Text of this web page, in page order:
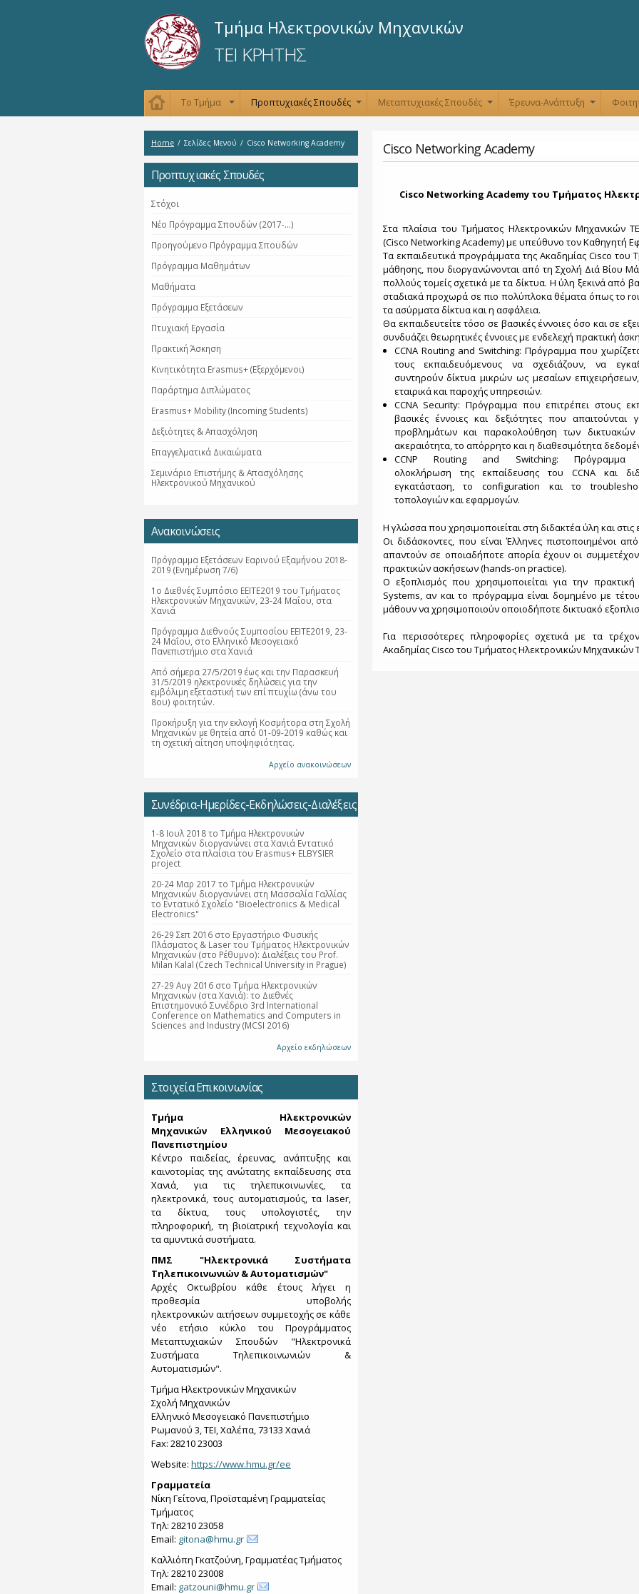
προς το
κυρίως
Τμήμα Ηλεκτρονικών Μηχανικών
ΤΕΙ ΚΡΗΤΗΣ
Το Τμήμα Προπτυχιακές Σπουδές Μεταπτυχιακές Σπουδές Έρευνα-Ανάπτυξη
Home / Σελίδες Μενού / Cisco Networking Academy
Προπτυχιακές Σπουδές
Στόχοι
Νέο Πρόγραμμα Σπουδών (2017-...)
Προηγούμενο Πρόγραμμα Σπουδών
Πρόγραμμα Μαθημάτων
Μαθήματα
Πρόγραμμα Εξετάσεων
Πτυχιακή Εργασία
Πρακτική Άσκηση
Κινητικότητα Erasmus+ (Εξερχόμενοι)
Παράρτημα Διπλώματος
Erasmus+ Mobility (Incoming Students)
Δεξιότητες & Απασχόληση
Επαγγελματικά Δικαιώματα
Σεμινάριο Επιστήμης & Απασχόλησης
Ηλεκτρονικού Μηχανικού
Ανακοινώσεις
Πρόγραμμα Εξετάσεων Εαρινού Εξαμήνου 2018-
2019 (Ενημέρωση 7/6)
1ο Διεθνές Συμπόσιο ΕΕΙΤΕ2019 του Τμήματος
Ηλεκτρονικών Μηχανικών, 23-24 Μαΐου, στα
Χανιά
Πρόγραμμα Διεθνούς Συμποσίου ΕΕΙΤΕ2019, 23-
24 Μαΐου, στο Ελληνικό Μεσογειακό
Πανεπιστήμιο στα Χανιά
Από σήμερα 27/5/2019 έως και την Παρασκευή
31/5/2019 ηλεκτρονικές δηλώσεις για την
εμβόλιμη εξεταστική των επί πτυχίω (άνω του
8ου) φοιτητών.
Προκήρυξη για την εκλογή Κοσμήτορα στη Σχολή
Μηχανικών με θητεία από 01-09-2019 καθώς και
τη σχετική αίτηση υποψηφιότητας.
Αρχείο ανακοινώσεων
Συνέδρια-Ημερίδες-Εκδηλώσεις-Διαλέξεις
1-8 Ιουλ 2018 το Τμήμα Ηλεκτρονικών
Μηχανικών διοργανώνει στα Χανιά Εντατικό
Σχολείο στα πλαίσια του Erasmus+ ELBYSIER
project
20-24 Μαρ 2017 το Τμήμα Ηλεκτρονικών
Μηχανικών διοργανώνει στη Μασσαλία Γαλλίας
το Εντατικό Σχολείο "Bioelectronics & Medical
Electronics"
26-29 Σεπ 2016 στο Εργαστήριο Φυσικής
Πλάσματος & Laser του Τμήματος Ηλεκτρονικών
Μηχανικών (στο Ρέθυμνο): Διαλέξεις του Prof.
Milan Kalal (Czech Technical University in Prague)
27-29 Αυγ 2016 στο Τμήμα Ηλεκτρονικών
Μηχανικών (στα Χανιά): το Διεθνές
Επιστημονικό Συνέδριο 3rd International
Conference on Mathematics and Computers in
Sciences and Industry (MCSI 2016)
Αρχείο εκδηλώσεων
Στοιχεία Επικοινωνίας
Τμήμα Ηλεκτρονικών
Μηχανικών Ελληνικού Μεσογειακού
Πανεπιστημίου
Κέντρο παιδείας, έρευνας, ανάπτυξης και
καινοτομίας της ανώτατης εκπαίδευσης στα
Χανιά, για τις τηλεπικοινωνίες, τα
ηλεκτρονικά, τους αυτοματισμούς, τα laser,
τα δίκτυα, τους υπολογιστές, την
πληροφορική, τη βιοϊατρική τεχνολογία και
τα αμυντικά συστήματα.
ΠΜΣ "Ηλεκτρονικά Συστήματα
Τηλεπικοινωνιών & Αυτοματισμών"
Αρχές Οκτωβρίου κάθε έτους λήγει η
προθεσμία υποβολής
ηλεκτρονικών αιτήσεων συμμετοχής σε κάθε
νέο ετήσιο κύκλο του Προγράμματος
Μεταπτυχιακών Σπουδών "Ηλεκτρονικά
Συστήματα Τηλεπικοινωνιών &
Αυτοματισμών".
Τμήμα Ηλεκτρονικών Μηχανικών
Σχολή Μηχανικών
Ελληνικό Μεσογειακό Πανεπιστήμιο
Ρωμανού 3, ΤΕΙ, Χαλέπα, 73133 Χανιά
Fax: 28210 23003
Website: https://www.hmu.gr/ee
Γραμματεία
Νίκη Γείτονα, Προϊσταμένη Γραμματείας
Τμήματος
Τηλ: 28210 23058
Email: gitona@hmu.gr
Καλλιόπη Γκατζούνη, Γραμματέας Τμήματος
Τηλ: 28210 23008
Email: gatzouni@hmu.gr
Cisco Networking Academy
Cisco Networking Academy του Τμήματος
Στα πλαίσια του Τμήματος Ηλεκτρονικών Μηχανικών
(Cisco Networking Academy) με υπεύθυνο τον Καθηγητή
Τα εκπαιδευτικά προγράμματα της Ακαδημίας Cisco του
μάθησης, που διοργανώνονται από τη Σχολή Διά Βίου
πολλούς τομείς σχετικά με τα δίκτυα. Η ύλη ξεκινά από
σταδιακά προχωρά σε πιο πολύπλοκα θέματα όπως το
τα ασύρματα δίκτυα και η ασφάλεια.
Θα εκπαιδευτείτε τόσο σε βασικές έννοιες όσο και σε
συνδυάζει θεωρητικές έννοιες με ενδελεχή πρακτική
CCNA Routing and Switching: Πρόγραμμα που
τους εκπαιδευόμενους να σχεδιάζουν, να
συντηρούν δίκτυα μικρών ως μεσαίων
εταιρικά και παροχής υπηρεσιών.
CCNA Security: Πρόγραμμα που επιτρέπει στους
βασικές έννοιες και δεξιότητες που απαιτούνται
προβλημάτων και παρακολούθηση των
ακεραιότητα, το απόρρητο και η διαθεσιμότητα
CCNP Routing and Switching: Πρόγραμμα
ολοκλήρωση της εκπαίδευσης του CCNA και
εγκατάσταση, το configuration και το
τοπολογιών και εφαρμογών.
Η γλώσσα που χρησιμοποιείται στη διδακτέα ύλη και στις
Οι διδάσκοντες, που είναι Έλληνες πιστοποιημένοι
απαντούν σε οποιαδήποτε απορία έχουν οι
πρακτικών ασκήσεων (hands-on practice).
Ο εξοπλισμός που χρησιμοποιείται για την
Systems, αν και το πρόγραμμα είναι δομημένο με
μάθουν να χρησιμοποιούν οποιοδήποτε δικτυακό
Για περισσότερες πληροφορίες σχετικά με τα
Ακαδημίας Cisco του Τμήματος Ηλεκτρονικών Μηχανικών